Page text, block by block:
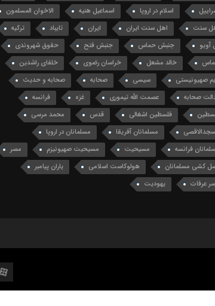
اسلام در اروپا اسماعیل هنیه
الاخوان المسلمون
سنت
اهل سنت ایران ایران تایباد
ترکیه
آویو
جنبش حماس جنبش فتح
حقوق شهروندی
خالد مشعل خراسان رضوی
خلفای راشدین
صهیونیستی
سیسی صحابه
صحابه و حدیث
صحابه
عصمت الله تیموری غزه
فرانسه
فلسطین اشغالی قدس
محمد مرسی
مسلمانان آفریقا
مسلمانان در اروپا
فرانسه
مسیحیت مسیحیت صهیونیزم
مصر
کشی مسلمانان
هولوکاست اسلامی
یاران پیامبر
عرفات
یهودیت